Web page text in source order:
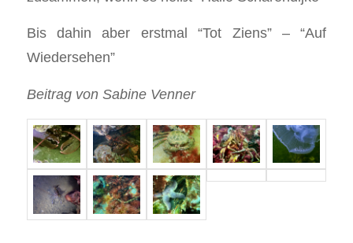
Bis dahin aber erstmal “Tot Ziens” – “Auf
Wiedersehen”
Beitrag von Sabine Venner